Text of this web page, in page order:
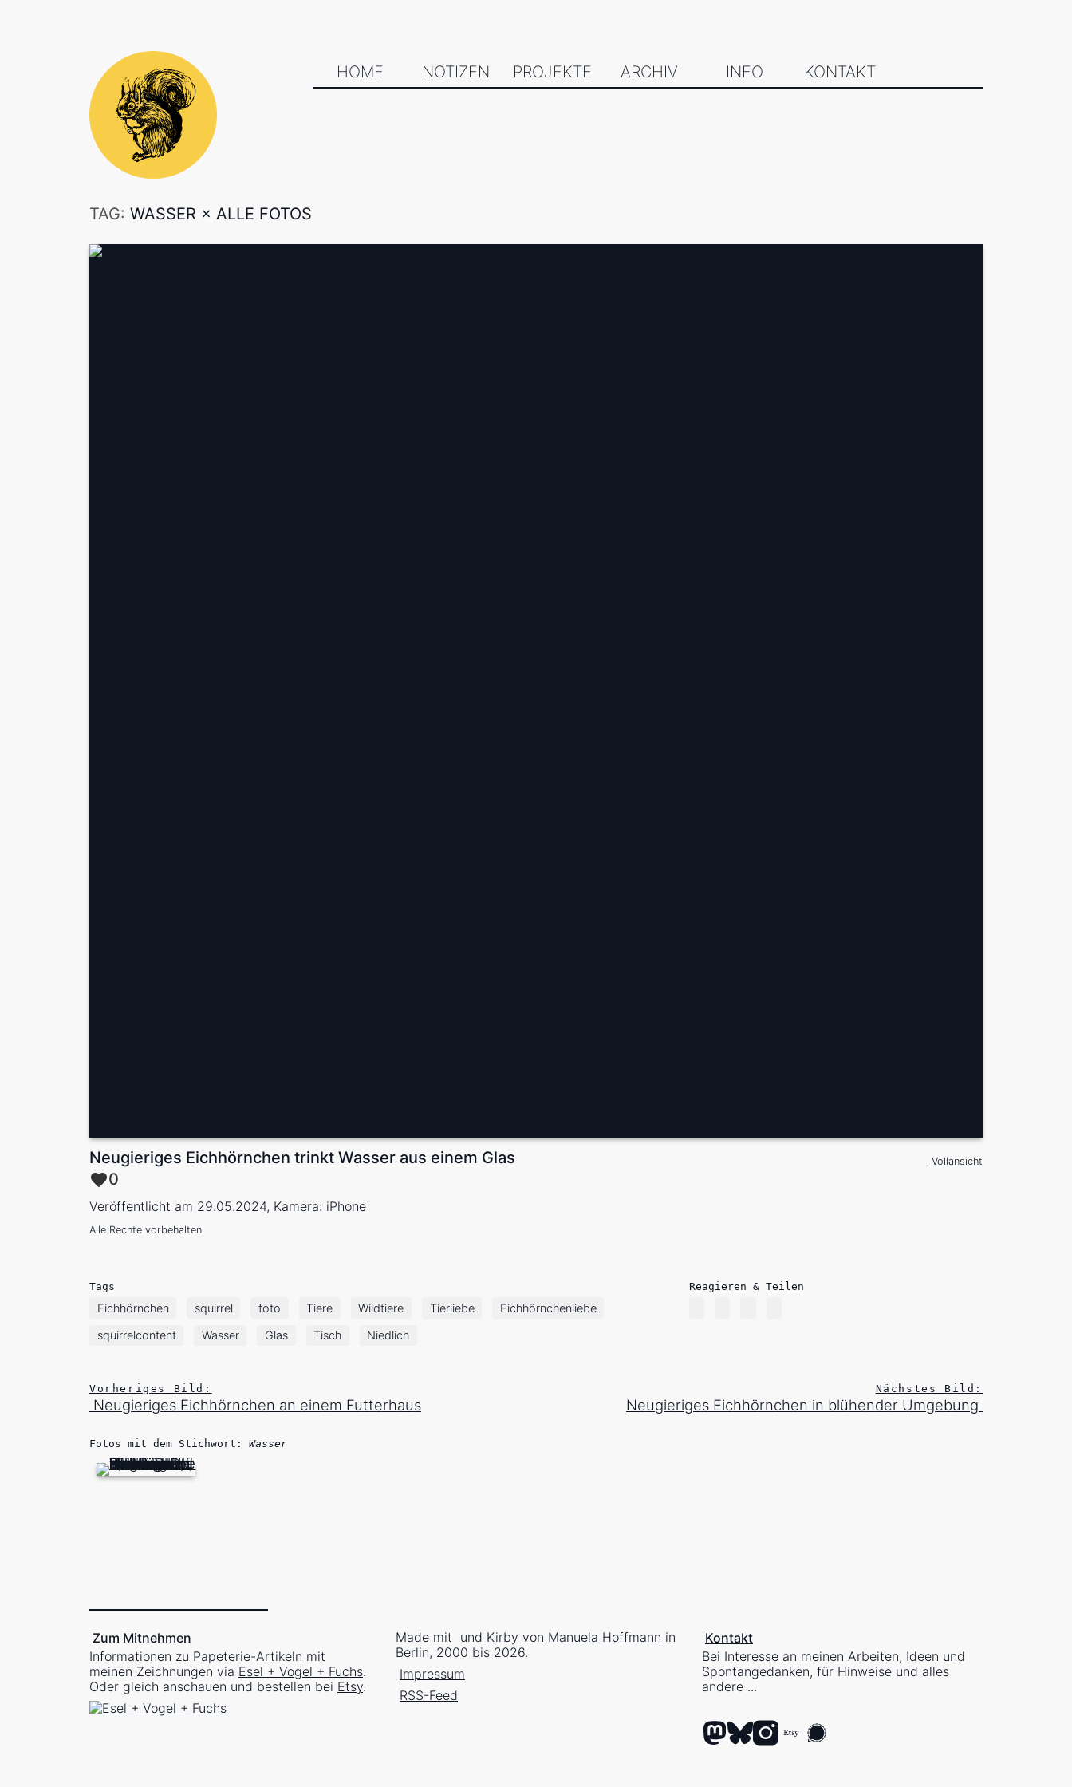
HOME NOTIZEN PROJEKTE ARCHIV INFO KONTAKT
TAG: WASSER × ALLE FOTOS
Neugieriges Eichhörnchen trinkt Wasser aus einem Glas
0
Veröffentlicht am 29.05.2024, Kamera: iPhone
Alle Rechte vorbehalten.
Vollansicht
Tags
Eichhörnchen squirrel foto Tiere Wildtiere Tierliebe Eichhörnchenliebe
squirrelcontent Wasser Glas Tisch Niedlich
Reagieren & Teilen
Vorheriges Bild:
Neugieriges Eichhörnchen an einem Futterhaus
Nächstes Bild:
Neugieriges Eichhörnchen in blühender Umgebung
Fotos mit dem Stichwort: Wasser
Zum Mitnehmen
Informationen zu Papeterie-Artikeln mit
meinen Zeichnungen via Esel + Vogel + Fuchs.
Oder gleich anschauen und bestellen bei Etsy.
Made mit und Kirby von Manuela Hoffmann in
Berlin, 2000 bis 2026.
Impressum
RSS-Feed
Kontakt
Bei Interesse an meinen Arbeiten, Ideen und
Spontangedanken, für Hinweise und alles
andere ...